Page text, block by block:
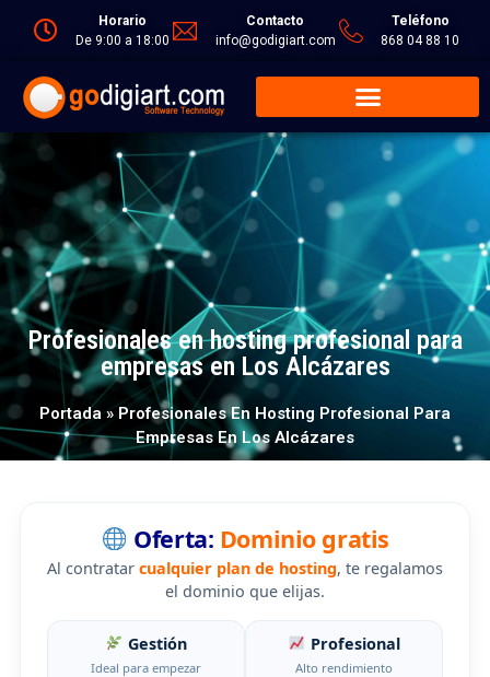
Horario
De 9:00 a 18:00
Contacto
info@godigiart.com
Teléfono
868 04 88 10
Profesionales en hosting profesional para
empresas en Los Alcázares
Portada »Profesionales En Hosting Profesional Para
Empresas En Los Alcázares
Oferta: Dominio gratis
Al contratar cualquier plan de hosting, te regalamos
el dominio que elijas.
Gestión
Ideal para empezar
Profesional
Alto rendimiento